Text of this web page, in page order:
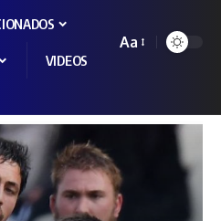
VIDEOS
Aa